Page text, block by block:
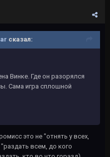
сказал:
Винке. Где он разорялся
Сама игра сплошной
это не "отнять у всех,
всем, до кого